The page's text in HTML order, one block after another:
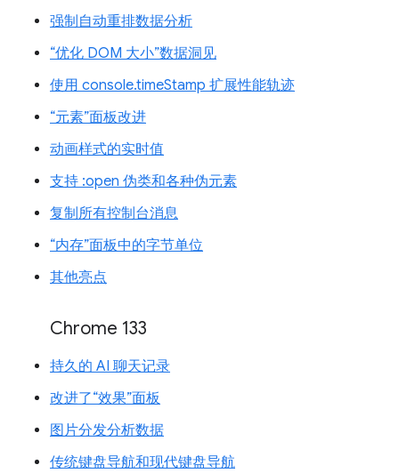
强制自动重排数据分析
“优化 DOM 大小”数据洞见
使用 console.timeStamp 扩展性能轨迹
“元素”面板改进
动画样式的实时值
支持 :open 伪类和各种伪元素
复制所有控制台消息
“内存”面板中的字节单位
其他亮点
Chrome 133
持久的 AI 聊天记录
改进了“效果”面板
图片分发分析数据
传统键盘导航和现代键盘导航